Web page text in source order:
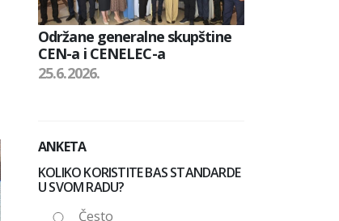
Održane generalne skupštine
CEN-a i CENELEC-a
25.6.2026.
ANKETA
KOLIKO KORISTITE BAS STANDARDE
U SVOM RADU?
Često